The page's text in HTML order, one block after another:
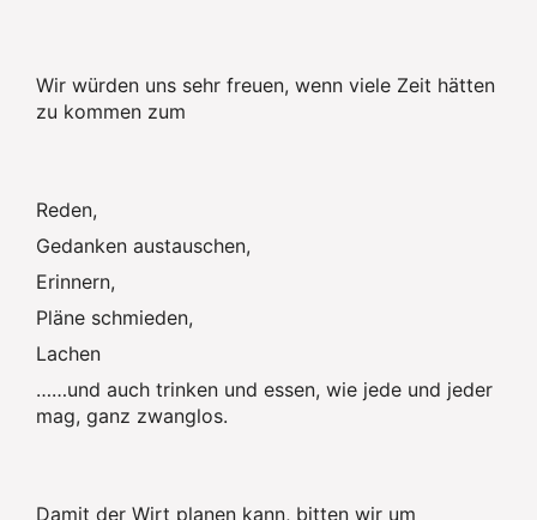
Wir würden uns sehr freuen, wenn viele Zeit hätten
zu kommen zum
Reden,
Gedanken austauschen,
Erinnern,
Pläne schmieden,
Lachen
……und auch trinken und essen, wie jede und jeder
mag, ganz zwanglos.
Damit der Wirt planen kann, bitten wir um